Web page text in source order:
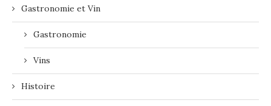
Gastronomie et Vin
Gastronomie
Vins
Histoire